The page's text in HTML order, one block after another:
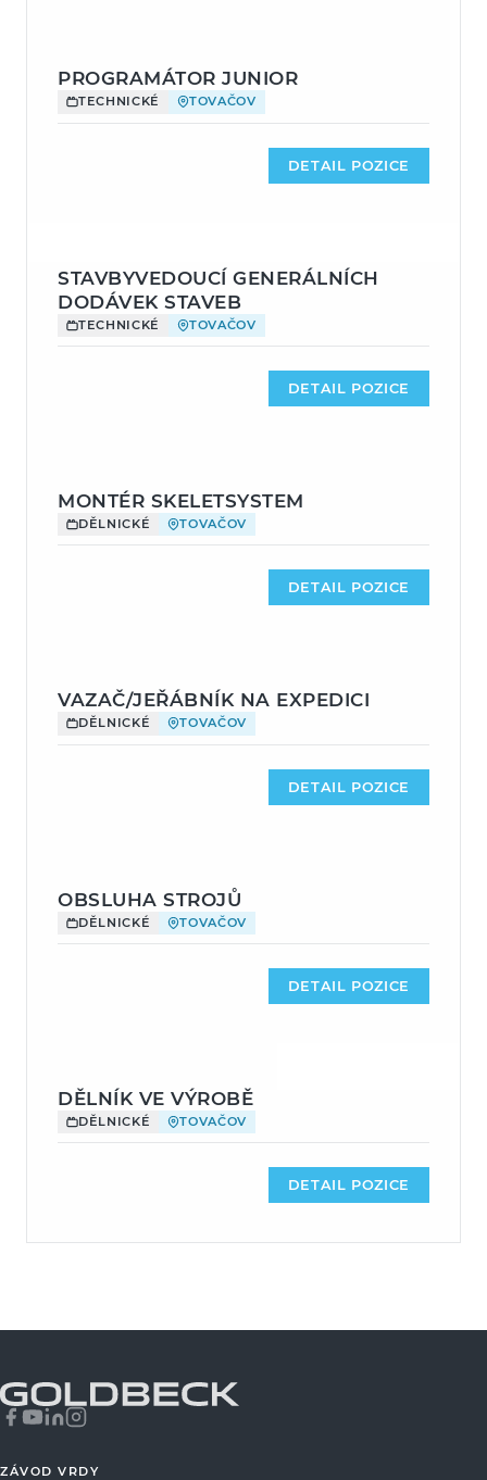
PROGRAMÁTOR JUNIOR
TECHNICKÉ TOVAČOV
DETAIL POZICE
STAVBYVEDOUCÍ GENERÁLNÍCH
DODÁVEK STAVEB
TECHNICKÉ TOVAČOV
DETAIL POZICE
MONTÉR SKELETSYSTEM
DĚLNICKÉ TOVAČOV
DETAIL POZICE
VAZAČ/JEŘÁBNÍK NA EXPEDICI
DĚLNICKÉ TOVAČOV
DETAIL POZICE
OBSLUHA STROJŮ
DĚLNICKÉ TOVAČOV
DETAIL POZICE
DĚLNÍK VE VÝROBĚ
DĚLNICKÉ TOVAČOV
DETAIL POZICE
ZÁVOD VRDY